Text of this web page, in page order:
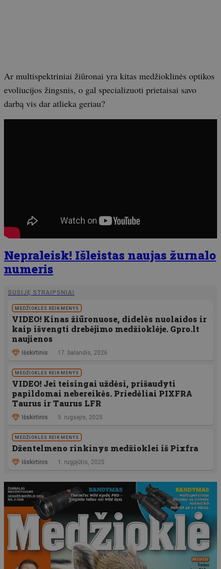
Ar multispektriniai žiūronai yra kitas medžioklinės optikos
evoliucijos žingsnis, o gal specializuoti prietaisai savo
darbą vis dar atlieka geriau?
Nepraleisk! Išleistas naujas žurnalo
numeris
SUSIJĘ STRAIPSNIAI
MEDŽIOKLĖS REIKMENYS
VIDEO! Kinas žiūronuose, didelės nuolaidos ir
kaip išvengti drebėjimo medžioklėje. Gpro.lt
naujienos
Išskirtinis 17. balandis, 2026
MEDŽIOKLĖS REIKMENYS
VIDEO! Jei teisingai uždėsi, prišaudyti
papildomai nebereikės. Priedėliai PIXFRA
Taurus ir Taurus LFR
Išskirtinis 5. rugsėjis, 2025
MEDŽIOKLĖS REIKMENYS
Džentelmeno rinkinys medžioklei iš Pixfra
Išskirtinis 1. rugpjūtis, 2025